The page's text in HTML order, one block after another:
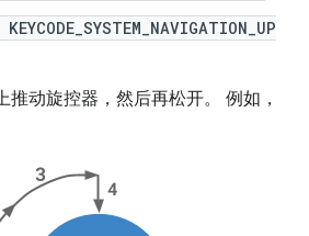
推动旋控器，然后再松开。 例如，